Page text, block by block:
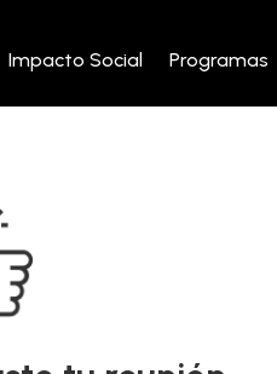
Impacto Social Programas